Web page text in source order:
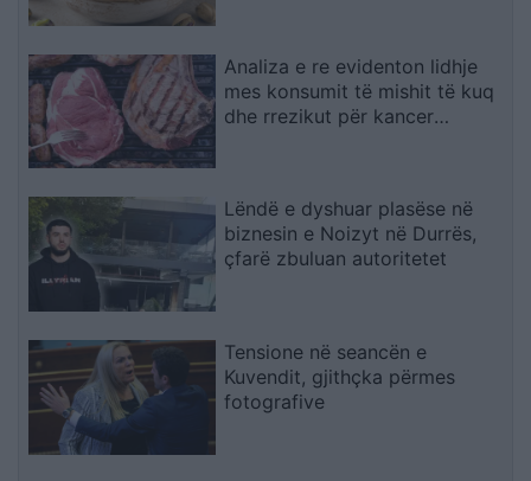
Analiza e re evidenton lidhje
mes konsumit të mishit të kuq
dhe rrezikut për kancer
Lëndë e dyshuar plasëse në
biznesin e Noizyt në Durrës,
çfarë zbuluan autoritetet
Tensione në seancën e
Kuvendit, gjithçka përmes
fotografive